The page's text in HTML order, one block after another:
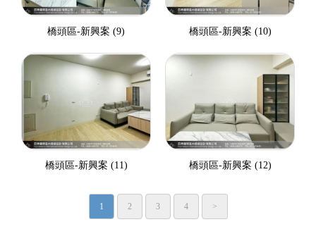
橋頭區-新興案 (9) 橋頭區-新興案 (10)
橋頭區-新興案 (11) 橋頭區-新興案 (12)
1 2 3 4 >